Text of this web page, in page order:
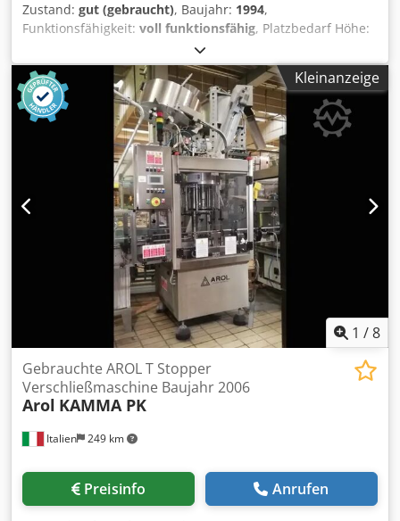
Zustand: gut (gebraucht), Baujahr: 1994,
Funktionsfähigkeit: voll funktionsfähig, Platzbedarf Höhe:
1’480 kg
Gesamtbreite:1’300 mm, Gesamtlänge:1’850 mm,
Gesamthöhe:
1’650 mm, Filterfläche:0.75 m²
Betriebstemperatur:200 °C, Filternutsche Stahl emailliert
Estrella AG, Schweiz 760 Liter Inhalt Filternutsche
Saugnutsche Nutsche Druckfilter Dwjdeu U Afujpfx Akhja
Baujahr: 1994 Dokumentation: vollständig vorhanden
Betriebstauglich: voll funktionsfähig Durchmesser: 1000
mm Filterfläche: 0.75 m2 Zulässiger Betriebsdruck: -1/+2
bar Zulässige Betriebstemperatur: -10/+200 °C
Tragkonstruktion: stehend auf Füssen mit Unterbau
Öffnung: hydraulische Öffnungshilfe Emailqulität: farbe
blau Email 2000 Estrella Gesamtvolumen: 760 Liter
Gesamthöhe geöffnet: 2440 mm Höhe geschlossen: 1590
mm L x B 2000 x 1300 mm
Kleinanzeige
1 /8
Italien 249 km
Gebrauchte AROL T Stopper
Verschließmaschine Baujahr 2006
Arol KAMMA PK
Preisinfo Anrufen